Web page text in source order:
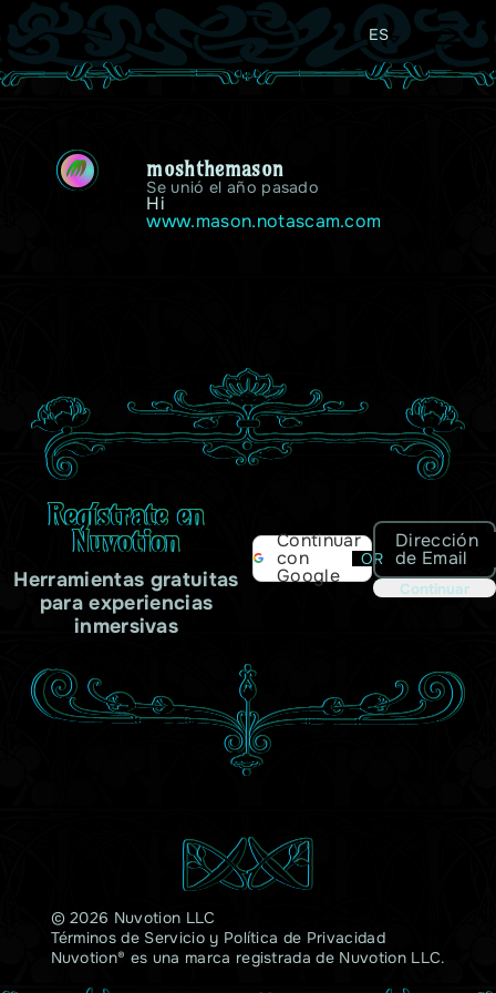
ES
M moshthemason
Se unió el año pasado
Hi
www.mason.notascam.com
Regístrate en
Nuvotion
Herramientas gratuitas
para experiencias
inmersivas
Continuar
con
Google
OR
Dirección
de Email
Continuar
© 2026 Nuvotion LLC
Términos de Servicioy Política de Privacidad
Nuvotion® es una marca registrada de Nuvotion LLC.